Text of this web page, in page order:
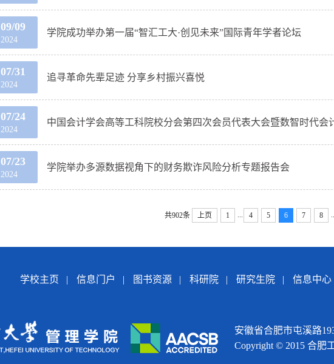
09/09
2024
学院成功举办第一届“智汇工大·创见未来”国际青年学者论坛
07/31
2024
追寻革命先辈足迹 分享乡村振兴喜悦
07/24
2024
中国会计学会高等工科院校分会第四次会员代表大会暨数智时代会
07/23
2024
学院举办多源数据视角下的财务欺诈风险分析专题报告会
共902条 上页 1 4 5 6 7 8
学校主页 | 信息门户 | 图书资源 | 科研院 | 研究生院 | 信息中心
安徽省合肥市屯溪路
Copyright © 2015 合肥